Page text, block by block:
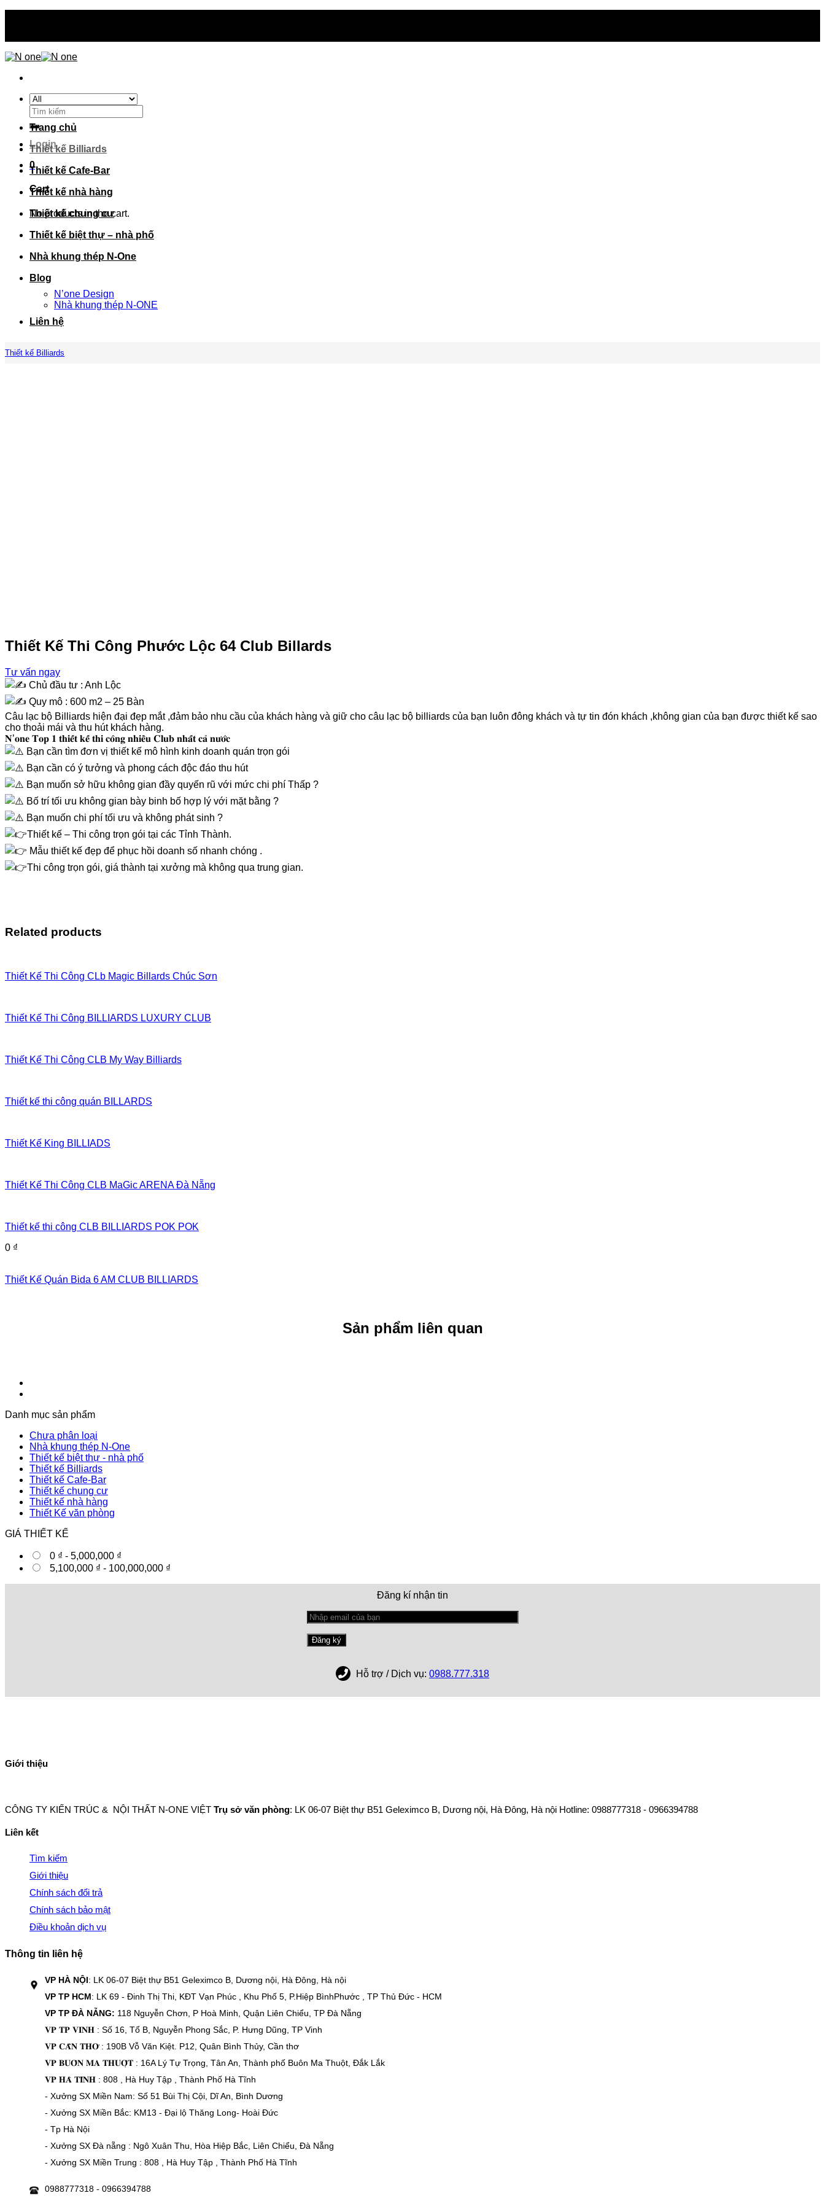
Search
for:
Login
0
Cart
No products in the cart.
Trang chủ
Thiết kế Billiards
Thiết kế Cafe-Bar
Thiết kế nhà hàng
Thiết kế chung cư
Thiết kế biệt thự – nhà phố
Nhà khung thép N-One
Blog
N’one Design
Nhà khung thép N-ONE
Liên hệ
Thiết kế Billiards
Thiết Kế Thi Công Phước Lộc 64 Club Billards
Tư vấn ngay
Chủ đầu tư : Anh Lộc
Quy mô : 600 m2 – 25 Bàn
Câu lạc bộ Billiards hiện đại đẹp mắt ,đảm bảo nhu cầu của khách hàng và giữ cho câu lạc bộ billiards của bạn luôn đông khách và tự tin đón khách ,không gian của bạn được thiết kế sao
cho thoải mái và thu hút khách hàng.
𝐍’𝐨𝐧𝐞 𝐓𝐨𝐩 𝟏 𝐭𝐡𝐢𝐞̂́𝐭 𝐤𝐞̂́ 𝐭𝐡𝐢 𝐜𝐨̂𝐧𝐠 𝐧𝐡𝐢𝐞̂̀𝐮 𝐂𝐥𝐮𝐛 𝐧𝐡𝐚̂́𝐭 𝐜𝐚̉ 𝐧𝐮̛𝐨̛́𝐜
Bạn cần tìm đơn vị thiết kế mô hình kinh doanh quán trọn gói
Bạn cần có ý tưởng và phong cách độc đáo thu hút
Bạn muốn sở hữu không gian đầy quyến rũ với mức chi phí Thấp ?
Bố trí tối ưu không gian bày binh bố hợp lý với mặt bằng ?
Bạn muốn chi phí tối ưu và không phát sinh ?
Thiết kế – Thi công trọn gói tại các Tỉnh Thành.
Mẫu thiết kế đẹp để phục hồi doanh số nhanh chóng .
Thi công trọn gói, giá thành tại xưởng mà không qua trung gian.
Related products
Thiết Kế Thi Công CLb Magic Billards Chúc Sơn
Thiết Kế Thi Công BILLIARDS LUXURY CLUB
Thiết Kế Thi Công CLB My Way Billiards
Thiết kế thi công quán BILLARDS
Thiết Kế King BILLIADS
Thiết Kế Thi Công CLB MaGic ARENA Đà Nẵng
Thiết kế thi công CLB BILLIARDS POK POK
0 ₫
Thiết Kế Quán Bida 6 AM CLUB BILLIARDS
Sản phẩm liên quan
Danh mục sản phẩm
Chưa phân loại
Nhà khung thép N-One
Thiết kế biệt thự - nhà phố
Thiết kế Billiards
Thiết kế Cafe-Bar
Thiết kế chung cư
Thiết kế nhà hàng
Thiết Kế văn phòng
GIÁ THIẾT KẾ
0 ₫ - 5,000,000 ₫
5,100,000 ₫ - 100,000,000 ₫
Đăng kí nhận tin
Hỗ trợ / Dịch vụ: 0988.777.318
Giới thiệu
CÔNG TY KIẾN TRÚC & NỘI THẤT N-ONE VIỆT Trụ sở văn phòng: LK 06-07 Biệt thự B51 Geleximco B, Dương nội, Hà Đông, Hà nội Hotline: 0988777318 - 0966394788
Liên kết
Tìm kiếm
Giới thiệu
Chính sách đổi trả
Chính sách bảo mật
Điều khoản dịch vụ
Thông tin liên hệ
VP HÀ NỘI: LK 06-07 Biệt thự B51 Geleximco B, Dương nội, Hà Đông, Hà nội
VP TP HCM: LK 69 - Đinh Thị Thi, KĐT Vạn Phúc , Khu Phố 5, P.Hiệp BìnhPhước , TP Thủ Đức - HCM
VP TP ĐÀ NẴNG: 118 Nguyễn Chơn, P Hoà Minh, Quận Liên Chiểu, TP Đà Nẵng
𝐕𝐏 𝐓𝐏 𝐕𝐈𝐍𝐇 : Số 16, Tổ B, Nguyễn Phong Sắc, P. Hưng Dũng, TP Vinh
𝐕𝐏 𝐂𝐀̂̀𝐍 𝐓𝐇𝐎̛ : 190B Vỗ Văn Kiệt. P12, Quân Bình Thủy, Cần thơ
𝐕𝐏 𝐁𝐔𝐎̂𝐍 𝐌𝐀 𝐓𝐇𝐔𝐎̣̂𝐓 : 16A Lý Tự Trọng, Tân An, Thành phố Buôn Ma Thuột, Đắk Lắk
𝐕𝐏 𝐇𝐀̀ 𝐓𝐈̃𝐍𝐇 : 808 , Hà Huy Tập , Thành Phố Hà Tĩnh
- Xưởng SX Miền Nam: Số 51 Bùi Thị Cội, Dĩ An, Bình Dương
- Xưởng SX Miền Bắc: KM13 - Đại lộ Thăng Long- Hoài Đức
- Tp Hà Nội
- Xưởng SX Đà nẵng : Ngô Xuân Thu, Hòa Hiệp Bắc, Liên Chiểu, Đà Nẵng
- Xưởng SX Miền Trung : 808 , Hà Huy Tập , Thành Phố Hà Tĩnh
0988777318 - 0966394788